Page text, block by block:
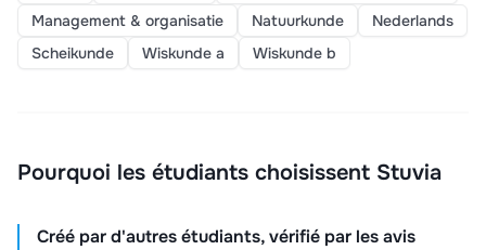
Management & organisatie
Natuurkunde
Nederlands
Scheikunde
Wiskunde a Wiskunde b
Pourquoi les étudiants choisissent Stuvia
Créé par d'autres étudiants, vérifié par les avis